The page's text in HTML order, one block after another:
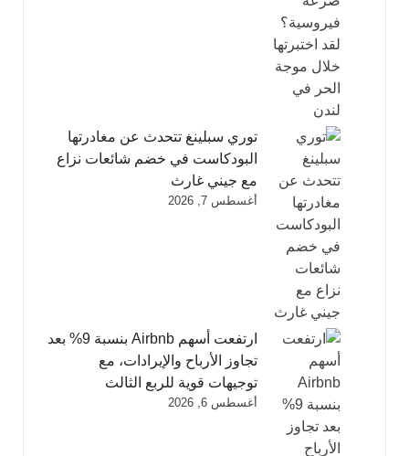
توري سبلينغ تتحدث عن مغادرتها
البودكاست في خضم شائعات نزاع
مع جيني غارث
أغسطس 7, 2026
ارتفعت أسهم Airbnb بنسبة 9% بعد
تجاوز الأرباح والإيرادات، مع
توجيهات قوية للربع الثالث
أغسطس 6, 2026